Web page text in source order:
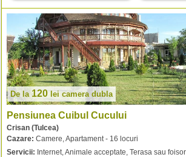
De la120 lei camera dubla
Pensiunea Cuibul Cucului
Crisan (Tulcea)
Cazare: Camere, Apartament - 16 locuri
Servicii: Internet, Animale acceptate, Terasa sau foisor